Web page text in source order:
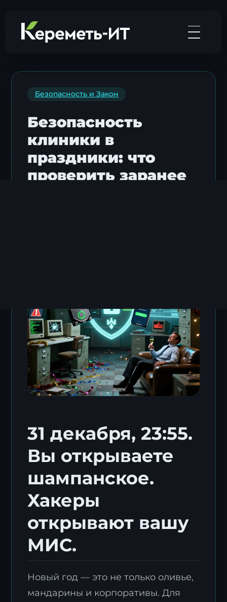
Безопасность и Закон
Безопасность
клиники в
праздники: что
проверить заранее
31 декабря, 23:55.
Вы открываете
шампанское.
Хакеры
открывают вашу
МИС.
Новый год — это не только оливье,
мандарины и корпоративы. Для